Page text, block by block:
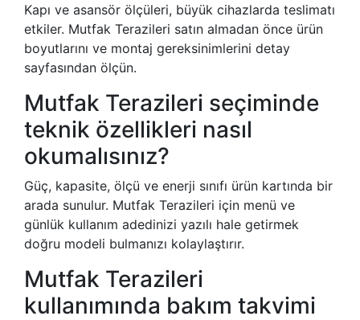
Kapı ve asansör ölçüleri, büyük cihazlarda teslimatı
etkiler. Mutfak Terazileri satın almadan önce ürün
boyutlarını ve montaj gereksinimlerini detay
sayfasından ölçün.
Mutfak Terazileri seçiminde
teknik özellikleri nasıl
okumalısınız?
Güç, kapasite, ölçü ve enerji sınıfı ürün kartında bir
arada sunulur. Mutfak Terazileri için menü ve
günlük kullanım adedinizi yazılı hale getirmek
doğru modeli bulmanızı kolaylaştırır.
Mutfak Terazileri
kullanımında bakım takvimi